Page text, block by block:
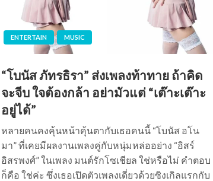
ENTERTAIN MUSIC
“โบนัส ภัทรธิรา” ส่งเพลงท้าทาย ถ้าคิด
จะจีบ ใจต้องกล้า อย่ามัวแต่ “เต๊าะเต๊าะ
อยู่ได้”
หลายคนคงคุ้นหน้าคุ้นตากับเธอคนนี้ “โบนัส อโน
มา” ที่เคยมีผลงานเพลงคู่กับหนุ่มหล่ออย่าง “อิสร์
อิสรพงศ์” ในเพลง มนต์รักโซเชียล ใช่หรือไม่ คำตอบ
ก็คือ ใช่ค่ะ ซึ่งเธอเปิดตัวเพลงเดี่ยวด้วยซิงเกิลแรกกับ